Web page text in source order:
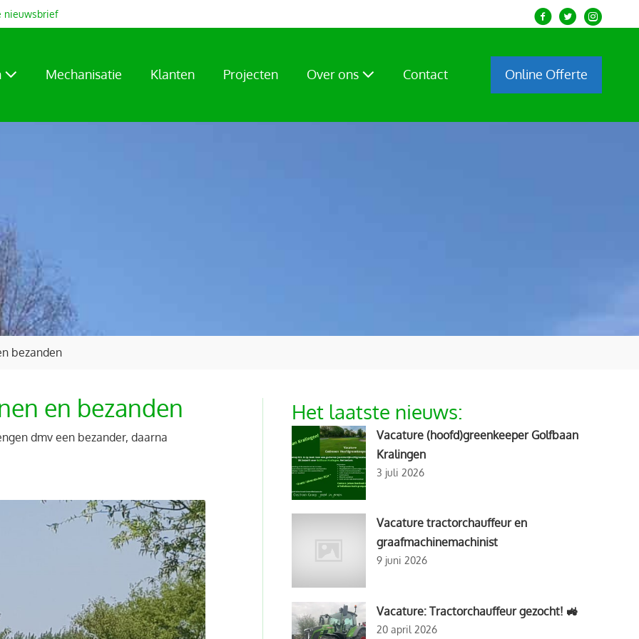
nieuwsbrief
Mechanisatie Klanten Projecten Over ons Contact Online Offerte
bezanden
en bezanden
dmv een bezander, daarna
Het laatste nieuws:
Vacature (hoofd)greenkeeper Golfbaan
Kralingen
3 juli 2026
Vacature tractorchauffeur en
graafmachinemachinist
9 juni 2026
Vacature: Tractorchauffeur gezocht! 🚜
20 april 2026